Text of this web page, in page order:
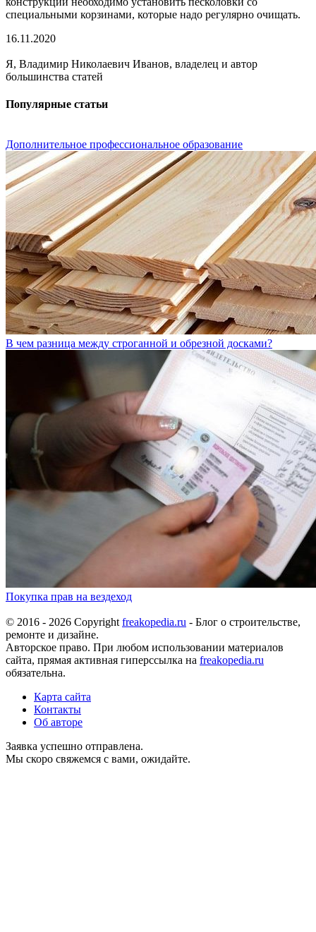
специальными корзинами, которые надо регулярно очищать.
16.11.2020
Я, Владимир Николаевич Иванов, владелец и автор
большинства статей
Популярные статьи
Дополнительное профессиональное образование
В чем разница между строганной и обрезной досками?
Покупка прав на вездеход
© 2016 - 2026 Copyrightfreakopedia.ru - Блог о строительстве,
ремонте и дизайне.
Авторское право. При любом использовании материалов
сайта, прямая активная гиперссылка на freakopedia.ru
обязательна.
Карта сайта
Контакты
Об авторе
Заявка успешно отправлена.
Мы скоро свяжемся с вами, ожидайте.